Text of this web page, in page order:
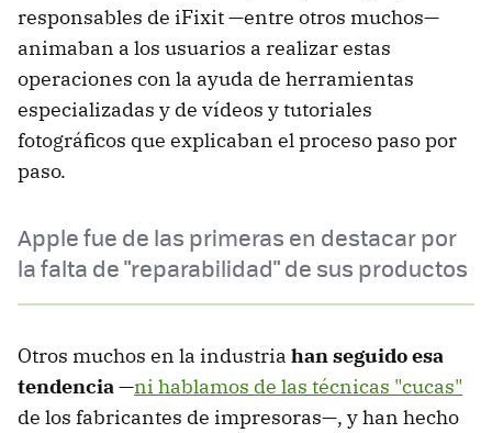
responsables de iFixit —entre otros muchos—
animaban a los usuarios a realizar estas
operaciones con la ayuda de herramientas
especializadas y de vídeos y tutoriales
fotográficos que explicaban el proceso paso por
paso.
Apple fue de las primeras en destacar por
la falta de "reparabilidad" de sus productos
Otros muchos en la industria han seguido esa
tendencia —ni hablamos de las técnicas "cucas"
de los fabricantes de impresoras—, y han hecho